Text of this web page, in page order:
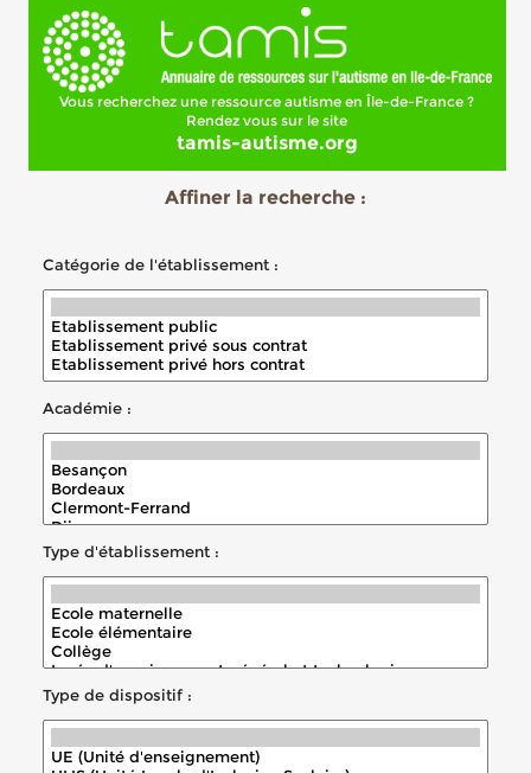
Vous recherchez une ressource autisme en Île-de-France ?
Rendez vous sur le site
tamis-autisme.org
Affiner la recherche :
Catégorie de l'établissement :
Académie :
Type d'établissement :
Type de dispositif :